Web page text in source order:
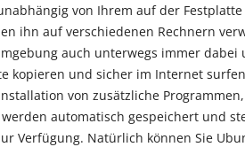
von Ihrem auf der
ihn auf verschiedenen Rechnern
auch unterwegs immer dabei
kopieren und sicher im Internet
von zusätzliche
werden automatisch gespeichert und
Verfügung. Natürlich können Sie